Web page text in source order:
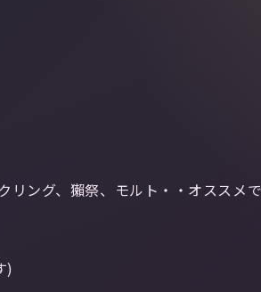
ング、獺祭、モルト・・オススメ
)